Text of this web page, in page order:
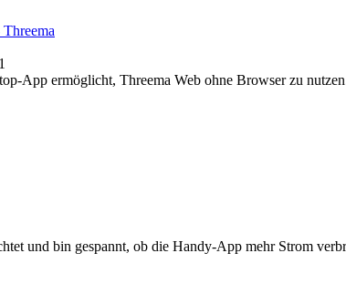
App ermöglicht, Threema Web ohne Browser zu
und bin gespannt, ob die Handy-App mehr Strom